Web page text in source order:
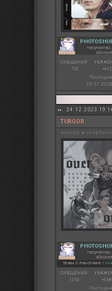
СООБЩЕНИЙ:
755
+612
24.12.2023
TURGOR
венера в
ТЕМЫ С РАБОТАМИ:
СООБЩЕНИЙ:
1354